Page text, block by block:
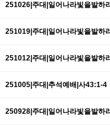
251026|주대|일어나라빛을발하
251019|주대|일어나라빛을발하
251012|주대|일어나라빛을발하
251005|주대|추석예배|사43:1-4
250928|주대|일어나라빛을발하